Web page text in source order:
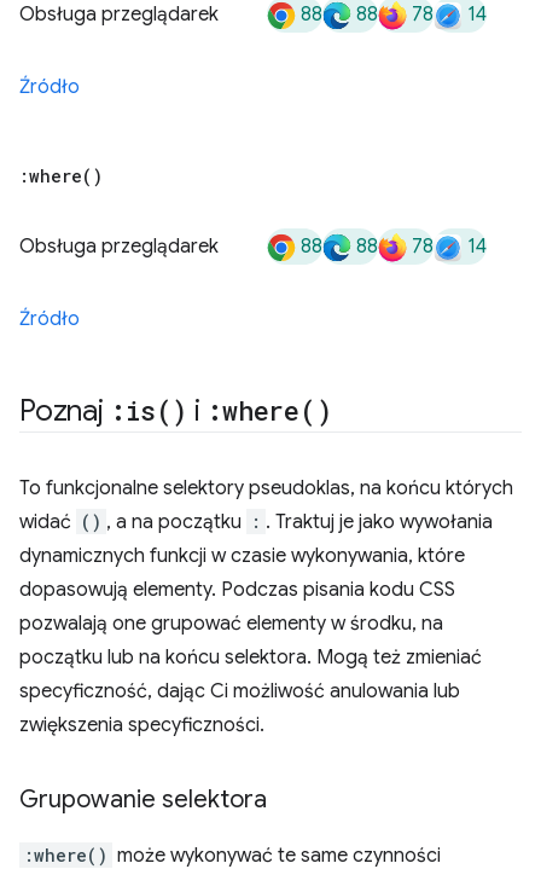
Obsługa przeglądarek 88 88 78 14
Źródło
:where( )
Obsługa przeglądarek 88 88 78 14
Źródło
Poznaj : is( ) i :where( )
To funkcjonalne selektory pseudoklas, na końcu których
widać () , a na początku : . Traktuj je jako wywołania
dynamicznych funkcji w czasie wykonywania, które
dopasowują elementy. Podczas pisania kodu CSS
pozwalają one grupować elementy w środku, na
początku lub na końcu selektora. Mogą też zmieniać
specyficzność, dając Ci możliwość anulowania lub
zwiększenia specyficzności.
Grupowanie selektora
:where() może wykonywać te same czynności